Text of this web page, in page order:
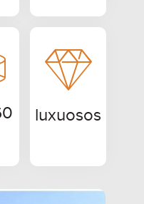
luxuosos